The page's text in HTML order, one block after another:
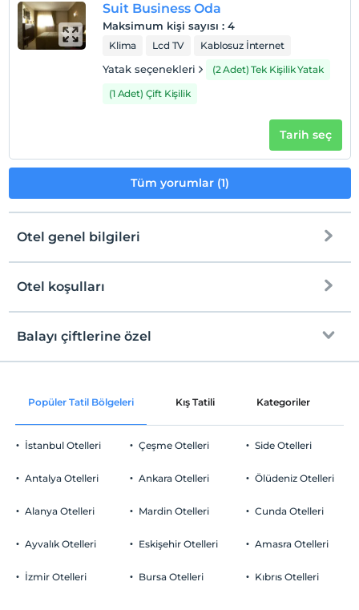
Suit Business Oda
Maksimum kişi sayısı : 4
Klima Lcd TV Kablosuz İnternet
Yatak seçenekleri
(2 Adet) Tek Kişilik Yatak
(1 Adet) Çift Kişilik
Tarih seç
Tüm yorumlar (1)
Otel genel bilgileri
Ücretsiz Wi-fi
Otopark (Tesis bünyesinde)
Özel Notları Görmek İçin Tıklayınız.
Otel koşulları
Check/in
En erken saat 12:00 ve sonrası
Check/out
Evcil Hayvan
Sigara
Çocuklar
Her bir oda için 6 yaşına kadar 1 çocuk ücretsizdir
Balayı çiftlerine özel
Oda süslemesi
Popüler Tatil Bölgeleri Kış Tatili Kategoriler
İstanbul Otelleri
Antalya Otelleri
Alanya Otelleri
Ayvalık Otelleri
İzmir Otelleri
Çeşme Otelleri
Ankara Otelleri
Mardin Otelleri
Eskişehir Otelleri
Bursa Otelleri
Side Otelleri
Ölüdeniz Otelleri
Cunda Otelleri
Amasra Otelleri
Kıbrıs Otelleri